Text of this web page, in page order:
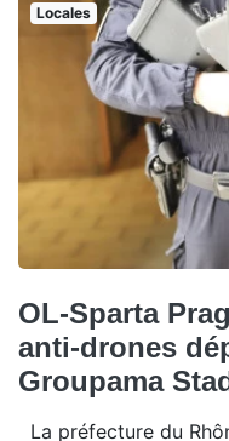
Locales
OL-Sparta
anti-drones
Groupama
La préfecture du